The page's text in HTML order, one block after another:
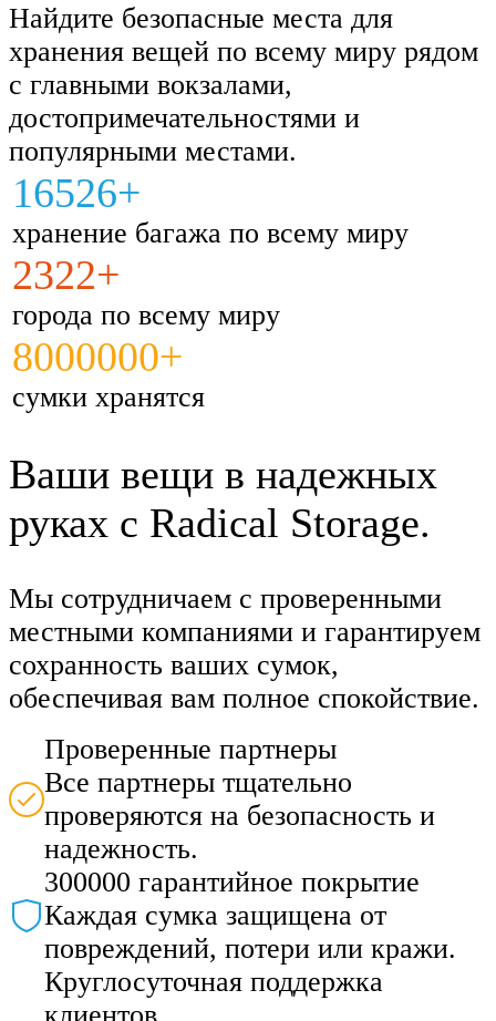
Найдите безопасные места для
хранения вещей по всему миру рядом
с главными вокзалами,
достопримечательностями и
популярными местами.
16526+
хранение багажа по всему миру
2322+
города по всему миру
8000000+
сумки хранятся
Ваши вещи в надежных
руках с Radical Storage.
Мы сотрудничаем с проверенными
местными компаниями и гарантируем
сохранность ваших сумок,
обеспечивая вам полное спокойствие.
Проверенные партнеры
Все партнеры тщательно
проверяются на безопасность и
надежность.
300000 гарантийное покрытие
Каждая сумка защищена от
повреждений, потери или кражи.
Круглосуточная поддержка
клиентов